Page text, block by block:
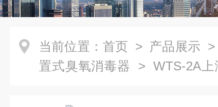
当前位置： 首页 > 产品展示
置式臭氧消毒器 > WTS-2A上